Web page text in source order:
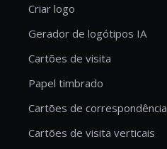
Criar logo
Gerador de logótipos IA
Cartões de visita
Papel timbrado
Cartões de correspondência
Cartões de visita verticais